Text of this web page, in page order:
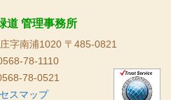
道 管理事務所
字南浦1020 〒485-0821
78-1110
78-0521
スマップ